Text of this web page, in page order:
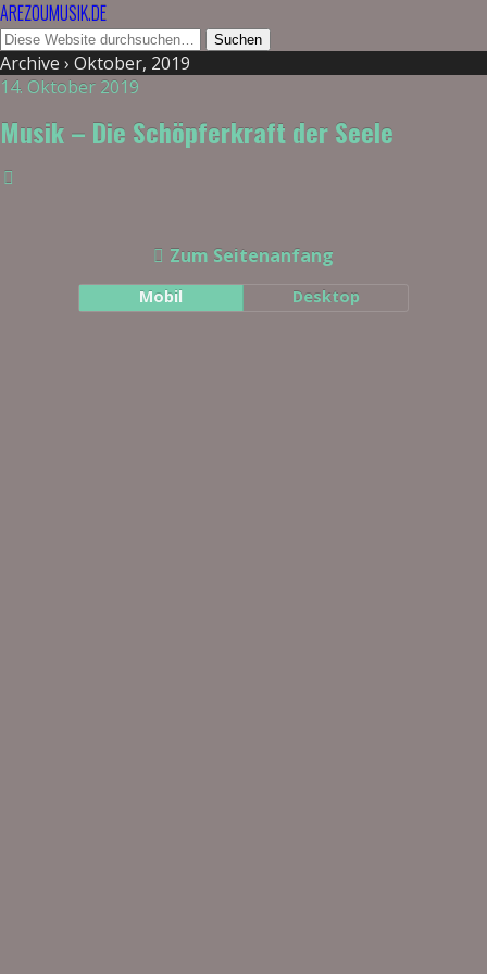
AREZOUMUSIK.DE
Archive › Oktober, 2019
14. Oktober 2019
Musik – Die Schöpferkraft der Seele
Zum Seitenanfang
Mobil Desktop